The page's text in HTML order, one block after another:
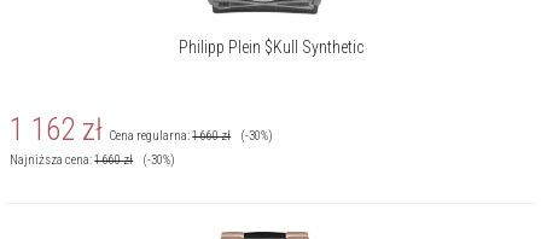
Philipp Plein $Kull Synthetic
1 162 zł Cena regularna:1 660zł
(-30%)
Najniższa cena:1 660zł (-30%)